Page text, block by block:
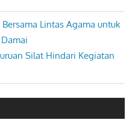
Lintas Agama untuk
Silat Hindari Kegiatan